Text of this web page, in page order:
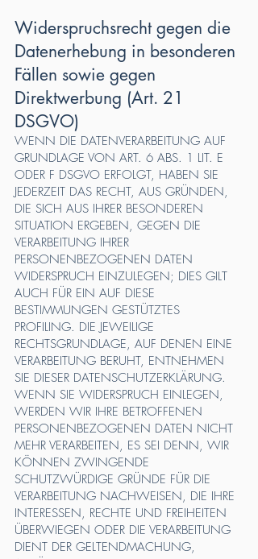
Widerspruchsrecht gegen die
Datenerhebung in besonderen
Fällen sowie gegen
Direktwerbung (Art. 21
DSGVO)
WENN DIE DATENVERARBEITUNG AUF
GRUNDLAGE VON ART. 6 ABS. 1 LIT. E
ODER F DSGVO ERFOLGT, HABEN SIE
JEDERZEIT DAS RECHT, AUS GRÜNDEN,
DIE SICH AUS IHRER BESONDEREN
SITUATION ERGEBEN, GEGEN DIE
VERARBEITUNG IHRER
PERSONENBEZOGENEN DATEN
WIDERSPRUCH EINZULEGEN; DIES GILT
AUCH FÜR EIN AUF DIESE
BESTIMMUNGEN GESTÜTZTES
PROFILING. DIE JEWEILIGE
RECHTSGRUNDLAGE, AUF DENEN EINE
VERARBEITUNG BERUHT, ENTNEHMEN
SIE DIESER DATENSCHUTZERKLÄRUNG.
WENN SIE WIDERSPRUCH EINLEGEN,
WERDEN WIR IHRE BETROFFENEN
PERSONENBEZOGENEN DATEN NICHT
MEHR VERARBEITEN, ES SEI DENN, WIR
KÖNNEN ZWINGENDE
SCHUTZWÜRDIGE GRÜNDE FÜR DIE
VERARBEITUNG NACHWEISEN, DIE IHRE
INTERESSEN, RECHTE UND FREIHEITEN
ÜBERWIEGEN ODER DIE VERARBEITUNG
DIENT DER GELTENDMACHUNG,